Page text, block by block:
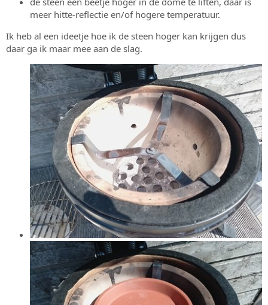
meer hitte-reflectie en/of hogere temperatuur.
Ik heb al een ideetje hoe ik de steen hoger kan krijgen dus
daar ga ik maar mee aan de slag.